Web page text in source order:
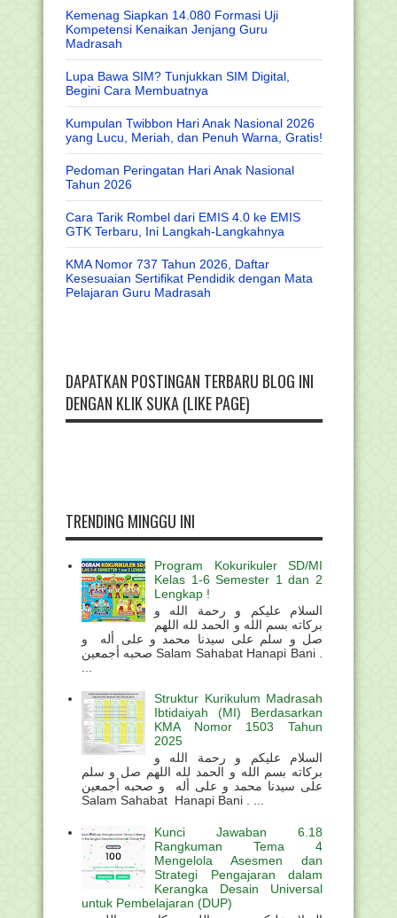
Kemenag Siapkan 14.080 Formasi Uji
Kompetensi Kenaikan Jenjang Guru
Madrasah
Lupa Bawa SIM? Tunjukkan SIM Digital,
Begini Cara Membuatnya
Kumpulan Twibbon Hari Anak Nasional 2026
yang Lucu, Meriah, dan Penuh Warna, Gratis!
Pedoman Peringatan Hari Anak Nasional
Tahun 2026
Cara Tarik Rombel dari EMIS 4.0 ke EMIS
GTK Terbaru, Ini Langkah-Langkahnya
KMA Nomor 737 Tahun 2026, Daftar
Kesesuaian Sertifikat Pendidik dengan Mata
Pelajaran Guru Madrasah
DAPATKAN POSTINGAN TERBARU BLOG INI
DENGAN KLIK SUKA (LIKE PAGE)
TRENDING MINGGU INI
Program Kokurikuler SD/MI
Kelas 1-6 Semester 1 dan 2
Lengkap !
السلام عليكم و رحمة الله و
بركاته بسم الله و الحمد لله اللهم
صل و سلم على سيدنا محمد و على أله و
صحبه أجمعين Salam Sahabat Hanapi Bani .
Struktur Kurikulum Madrasah
Ibtidaiyah (MI) Berdasarkan
KMA Nomor 1503 Tahun
2025
السلام عليكم و رحمة الله و
بركاته بسم الله و الحمد لله اللهم صل و سلم
على سيدنا محمد و على أله و صحبه أجمعين
Salam Sahabat Hanapi Bani . ...
Kunci Jawaban 6.18
Rangkuman Tema 4
Mengelola Asesmen dan
Strategi Pengajaran dalam
Kerangka Desain Universal
untuk Pembelajaran (DUP)